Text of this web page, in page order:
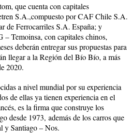
que cuenta con capitales
S.A.,compuesto por CAF Chile S.A.
de Ferrocarriles S.A. España; y
Temoinsa, con capitales chinos,
deberán entregar sus propuestas para
llegar a la Región del Bío Bío, a más
2020.
a nivel mundial por su experiencia
de ellas ya tienen experiencia en el
es la firma que construye los
desde 1973, además de los carros que
y Santiago – Nos.